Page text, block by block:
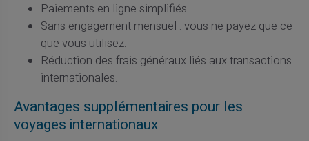
Paiements en ligne simplifiés
Sans engagement mensuel : vous ne payez que ce
que vous utilisez.
Réduction des frais généraux liés aux transactions
internationales.
Avantages supplémentaires pour les
voyages internationaux